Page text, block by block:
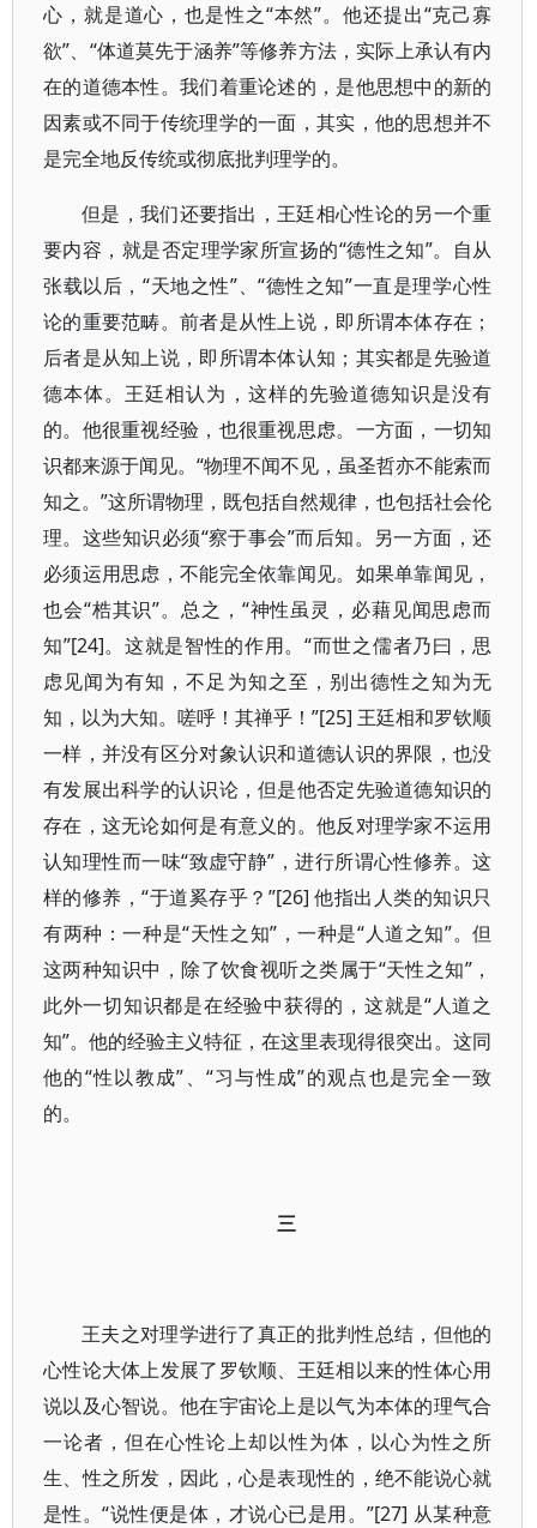
心，就是道心，也是性之“本然”。他还提出“克己寡
欲”、“体道莫先于涵养”等修养方法，实际上承认有内
在的道德本性。我们着重论述的，是他思想中的新的
因素或不同于传统理学的一面，其实，他的思想并不
是完全地反传统或彻底批判理学的。
但是，我们还要指出，王廷相心性论的另一个重
要内容，就是否定理学家所宣扬的“德性之知”。自从
张载以后，“天地之性”、“德性之知”一直是理学心性
论的重要范畴。前者是从性上说，即所谓本体存在；
后者是从知上说，即所谓本体认知；其实都是先验道
德本体。王廷相认为，这样的先验道德知识是没有
的。他很重视经验，也很重视思虑。一方面，一切知
识都来源于闻见。“物理不闻不见，虽圣哲亦不能索而
知之。”这所谓物理，既包括自然规律，也包括社会伦
理。这些知识必须“察于事会”而后知。另一方面，还
必须运用思虑，不能完全依靠闻见。如果单靠闻见，
也会“梏其识”。总之，“神性虽灵，必藉见闻思虑而
知”[24]。这就是智性的作用。“而世之儒者乃曰，思
虑见闻为有知，不足为知之至，别出德性之知为无
知，以为大知。嗟呼！其禅乎！”[25] 王廷相和罗钦顺
一样，并没有区分对象认识和道德认识的界限，也没
有发展出科学的认识论，但是他否定先验道德知识的
存在，这无论如何是有意义的。他反对理学家不运用
认知理性而一味“致虚守静”，进行所谓心性修养。这
样的修养，“于道奚存乎？”[26] 他指出人类的知识只
有两种：一种是“天性之知”，一种是“人道之知”。但
这两种知识中，除了饮食视听之类属于“天性之知”，
此外一切知识都是在经验中获得的，这就是“人道之
知”。他的经验主义特征，在这里表现得很突出。这同
他的“性以教成”、“习与性成”的观点也是完全一致
的。
三
王夫之对理学进行了真正的批判性总结，但他的
心性论大体上发展了罗钦顺、王廷相以来的性体心用
说以及心智说。他在宇宙论上是以气为本体的理气合
一论者，但在心性论上却以性为体，以心为性之所
生、性之所发，因此，心是表现性的，绝不能说心就
是性。“说性便是体，才说心已是用。”[27] 从某种意